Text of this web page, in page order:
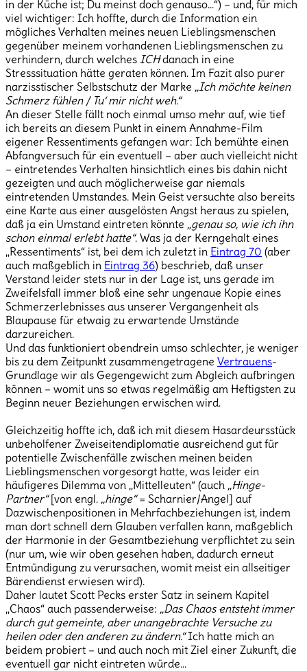
in der Küche ist; Du meinst doch genauso…“) – und, für mich
viel wichtiger: Ich hoffte, durch die Information ein
mögliches Verhalten meines neuen Lieblingsmenschen
gegenüber meinem vorhandenen Lieblingsmenschen zu
verhindern, durch welches ICHdanach in eine
Stresssituation hätte geraten können. Im Fazit also purer
narzisstischer Selbstschutz der Marke „Ich möchte keinen
Schmerz fühlen / Tu‘ mir nicht weh.“
An dieser Stelle fällt noch einmal umso mehr auf, wie tief
ich bereits an diesem Punkt in einem Annahme-Film
eigener Ressentiments gefangen war: Ich bemühte einen
Abfangversuch für ein eventuell – aber auch vielleicht nicht
– eintretendes Verhalten hinsichtlich eines bis dahin nicht
gezeigten und auch möglicherweise gar niemals
eintretenden Umstandes. Mein Geist versuchte also bereits
eine Karte aus einer ausgelösten Angst heraus zu spielen,
daß ja ein Umstand eintreten könnte „genau so, wie ich ihn
schon einmal erlebt hatte“. Was ja der Kerngehalt eines
„Ressentiments“ ist, bei dem ich zuletzt in Eintrag 70 (aber
auch maßgeblich in Eintrag 36) beschrieb, daß unser
Verstand leider stets nur in der Lage ist, uns gerade im
Zweifelsfall immer bloß eine sehr ungenaue Kopie eines
Schmerzerlebnisses aus unserer Vergangenheit als
Blaupause für etwaig zu erwartende Umstände
darzureichen.
Und das funktioniert obendrein umso schlechter, je weniger
bis zu dem Zeitpunkt zusammengetragene Vertrauens-
Grundlage wir als Gegengewicht zum Abgleich aufbringen
können – womit uns so etwas regelmäßig am Heftigsten zu
Beginn neuer Beziehungen erwischen wird.
Gleichzeitig hoffte ich, daß ich mit diesem Hasardeursstück
unbeholfener Zweiseitendiplomatie ausreichend gut für
potentielle Zwischenfälle zwischen meinen beiden
Lieblingsmenschen vorgesorgt hatte, was leider ein
häufigeres Dilemma von „Mittelleuten“ (auch „Hinge-
Partner“[von engl. „hinge“= Scharnier/Angel] auf
Dazwischenpositionen in Mehrfachbeziehungen ist, indem
man dort schnell dem Glauben verfallen kann, maßgeblich
der Harmonie in der Gesamtbeziehung verpflichtet zu sein
(nur um, wie wir oben gesehen haben, dadurch erneut
Entmündigung zu verursachen, womit meist ein allseitiger
Bärendienst erwiesen wird).
Daher lautet Scott Pecks erster Satz in seinem Kapitel
„Chaos“ auch passenderweise: „Das Chaos entsteht immer
durch gut gemeinte, aber unangebrachte Versuche zu
heilen oder den anderen zu ändern.“Ich hatte mich an
beidem probiert – und auch noch mit Ziel einer Zukunft, die
eventuell gar nicht eintreten würde…